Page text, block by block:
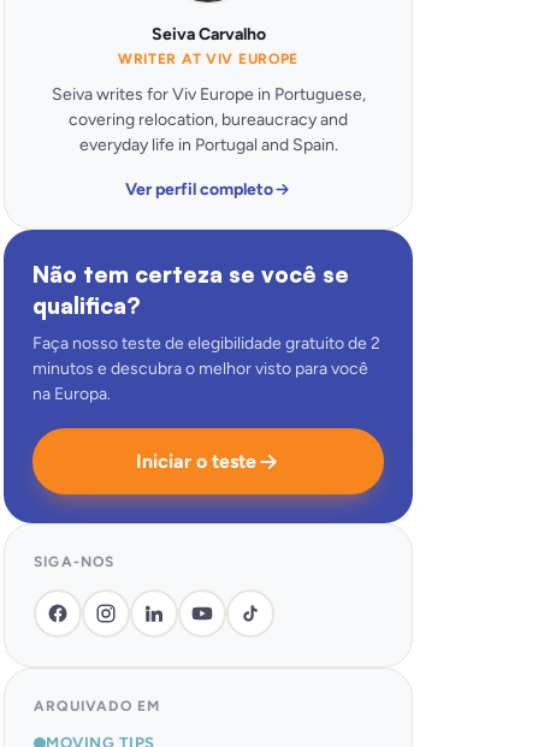
Seiva Carvalho
WRITER AT VIV EUROPE
Seiva writes for Viv Europe in Portuguese,
covering relocation, bureaucracy and
everyday life in Portugal and Spain.
Ver perfil completo
Não tem certeza se você se
qualifica?
Faça nosso teste de elegibilidade gratuito de 2
minutos e descubra o melhor visto para você
na Europa.
Iniciar o teste
SIGA-NOS
ARQUIVADO EM
MOVING TIPS